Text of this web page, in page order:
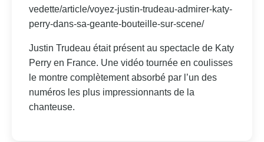
vedette/article/voyez-justin-trudeau-admirer-katy-
perry-dans-sa-geante-bouteille-sur-scene/
Justin Trudeau était présent au spectacle de Katy
Perry en France. Une vidéo tournée en coulisses
le montre complètement absorbé par l’un des
numéros les plus impressionnants de la
chanteuse.